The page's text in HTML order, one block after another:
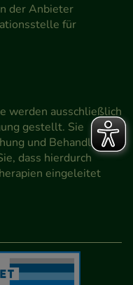
der Anbieter
für
werden ausschließlich
gestellt. Sie
und Behandlung
dass hierdurch
eingeleitet